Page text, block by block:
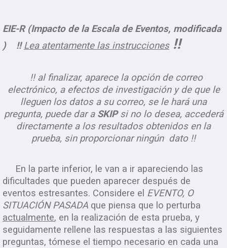
EIE-R (Impacto de la Escala de Eventos, modificada
)
!! Lea atentamente las instrucciones!!
!! al finalizar, aparece la opción de correo
electrónico, a efectos de investigación y de que le
lleguen los datos a su correo, se le hará una
pregunta, puede dar a SKIPsi no lo desea, accederá
directamente a los resultados obtenidos en la
prueba, sin proporcionar ningún dato !!
En la parte inferior, le van a ir apareciendo las
dificultades que pueden aparecer después de
eventos estresantes. Considere el EVENTO, O
SITUACIÓN PASADA que piensa que lo perturba
actualmente, en la realización de esta prueba, y
seguidamente rellene las respuestas a las siguientes
preguntas, tómese el tiempo necesario en cada una